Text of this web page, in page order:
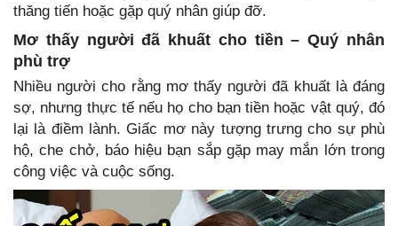
thăng tiến hoặc gặp quý nhân giúp đỡ.
Mơ thấy người đã khuất cho tiền – Quý nhân
phù trợ
Nhiều người cho rằng mơ thấy người đã khuất là đáng
sợ, nhưng thực tế nếu họ cho bạn tiền hoặc vật quý, đó
lại là điềm lành. Giấc mơ này tượng trưng cho sự phù
hộ, che chở, báo hiệu bạn sắp gặp may mắn lớn trong
công việc và cuộc sống.